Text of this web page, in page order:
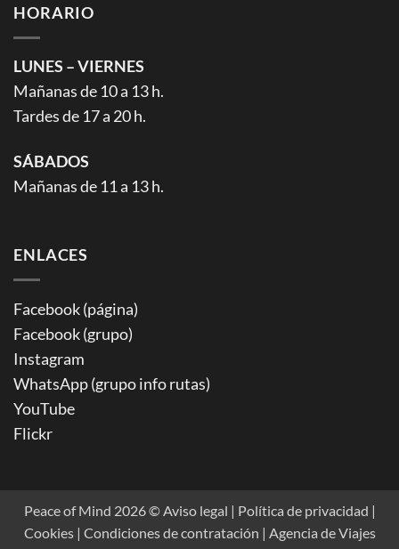
HORARIO
LUNES – VIERNES
Mañanas de 10 a 13 h.
Tardes de 17 a 20 h.
SÁBADOS
Mañanas de 11 a 13 h.
ENLACES
Facebook (página)
Facebook (grupo)
Instagram
WhatsApp (grupo info rutas)
YouTube
Flickr
Peace of Mind 2026 ©Aviso legal | Política de privacidad |
Cookies | Condiciones de contratación | Agencia de Viajes